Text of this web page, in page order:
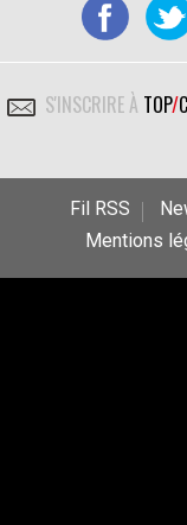
S'INSCRIRE À TOP/
Fil RSS
Mentions